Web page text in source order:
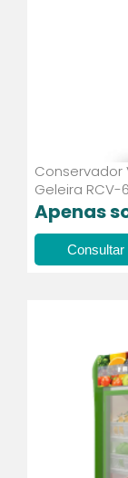
Conservador
Geleira RCV-
Apenas
Consultar